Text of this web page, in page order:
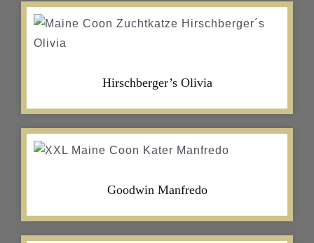
Hirschberger’s Olivia
Goodwin Manfredo